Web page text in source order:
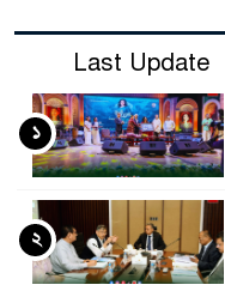
Last Update
১
২